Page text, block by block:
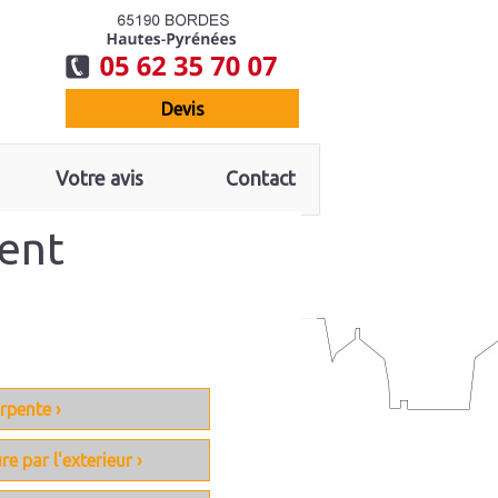
devis
Votre avis Contact
›
par l'exterieur ›